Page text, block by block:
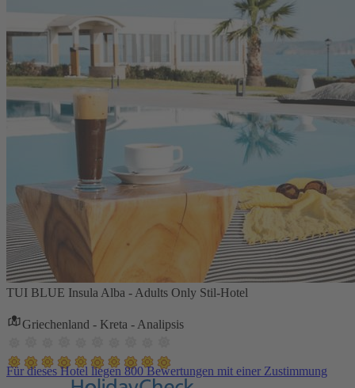
TUI BLUE Insula Alba - Adults Only Stil-Hotel
Griechenland - Kreta - Analipsis
Für dieses Hotel liegen 800 Bewertungen mit einer Zustimmung